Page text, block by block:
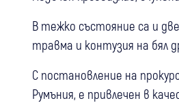
В тежко състояние са и
травма и контузия на бял
С постановление на
Румъния, е привлечен в